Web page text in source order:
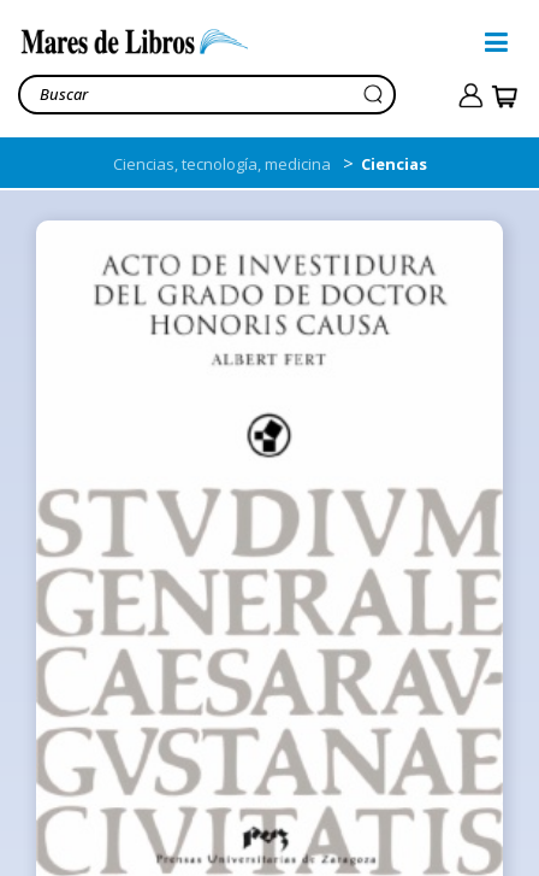
Ciencias, tecnología, medicina > Ciencias